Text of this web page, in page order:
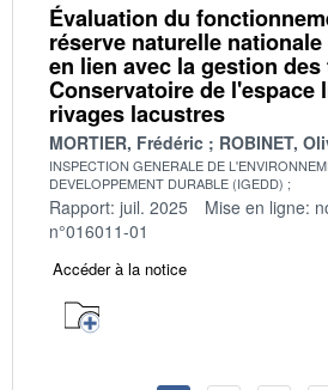
Évaluation du
réserve naturelle
en lien avec la gestion
Conservatoire de l'espace
rivages lacustres
MORTIER, Frédéric ROBINET,
INSPECTION GENERALE DE
DEVELOPPEMENT DURABLE (IGEDD)
Rapport: juil. 2025 Mise en ligne:
n°016011-01
Accéder à la notice